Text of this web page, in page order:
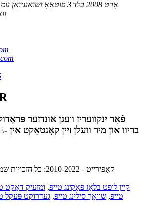
פֿאַר ינקוועריז וועגן אונדזער
© קאַפּירייט - 2010-2022: כל הזכויות שמורות.
קיין לופט בלאָז פּאַקינג טייפּ, ומזעיק דאַקט
טייפּ, שוואַך סילינג טייפּ, געדרוקט פּעקל